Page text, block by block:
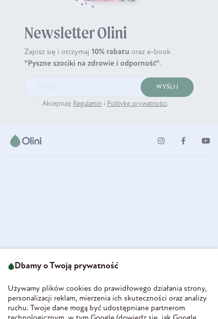
Newsletter Olini
Zapisz się i otrzymaj 10% rabatu oraz e-book
"Pyszne szociki na zdrowie i odporność".
WYŚLIJ
Akceptuję Regulamin i Politykę prywatności.
58-160 Świebodzice
REGON 890213034
INFORMACJE
Dbamy o Twoją prywatność
Używamy plików cookies do prawidłowego działania strony,
personalizacji reklam, mierzenia ich skuteczności oraz analizy
ruchu. Twoje dane mogą być udostępniane partnerom